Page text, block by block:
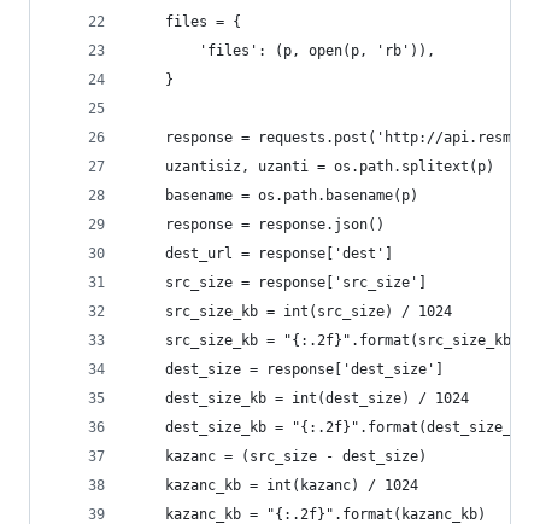
    files = {
        'files': (p, open(p, 'rb')),
    }
response = requests.post('http://
    uzantisiz, uzanti = os.path.splitext(p)
    basename = os.path.basename(p)
    response = response.json()
    dest_url = response['dest']
    src_size = response['src_size']
    src_size_kb = int(src_size) / 1024
    src_size_kb = "{:.2f}".format(src_size_kb)
    dest_size = response['dest_size']
    dest_size_kb = int(dest_size) / 1024
    dest_size_kb = "{:.2f}".format(dest_size_kb)
    kazanc = (src_size - dest_size)
    kazanc_kb = int(kazanc) / 1024
    kazanc_kb = "{:.2f}".format(kazanc_kb)